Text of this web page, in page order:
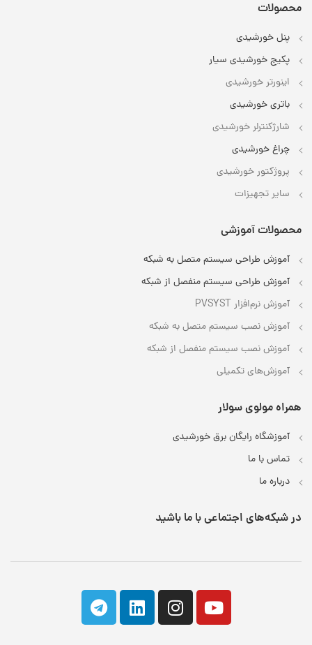
محصولات
پنل خورشیدی
پکیج خورشیدی سیار
اینورتر خورشیدی
باتری خورشیدی
شارژکنترلر خورشیدی
چراغ خورشیدی
پروژکتور خورشیدی
سایر تجهیزات
محصولات آموزشی
آموزش طراحی سیستم متصل به شبکه
آموزش طراحی سیستم منفصل از شبکه
آموزش نرم‌افزار PVSYST
آموزش نصب سیستم متصل به شبکه
آموزش نصب سیستم منفصل از شبکه
آموزش‌های تکمیلی
همراه مولوی سولار
آموزشگاه رایگان برق خورشیدی
تماس با ما
درباره ما
در شبکه‌های اجتماعی با ما باشید